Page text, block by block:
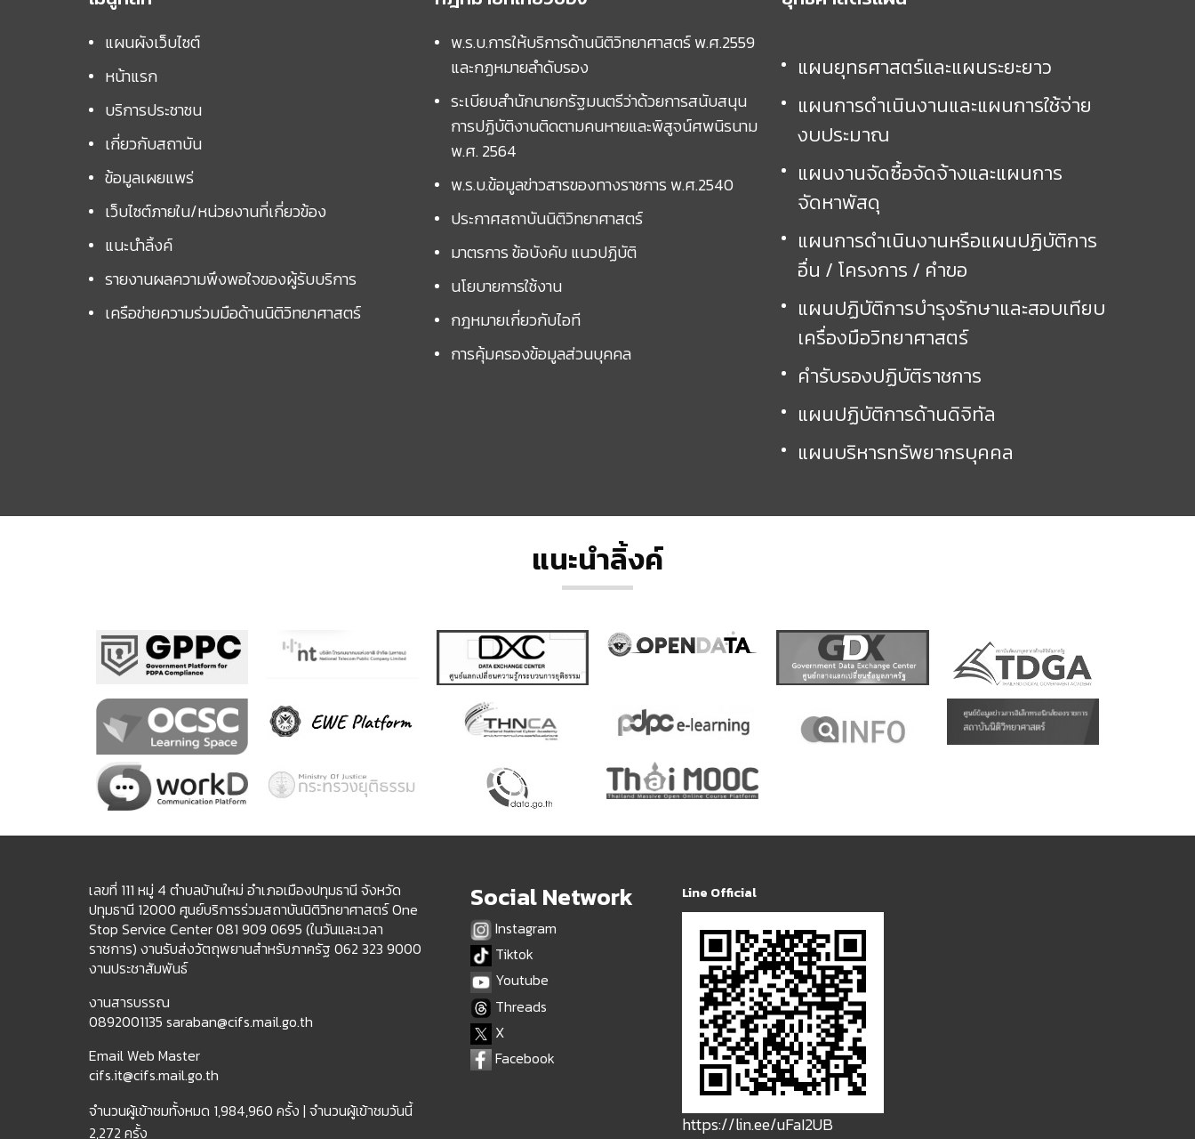
แผนผังเว็บไซต์
หน้าแรก
บริการประชาชน
เกี่ยวกับสถาบัน
ข้อมูลเผยแพร่
เว็บไซต์ภายใน/หน่วยงานที่เกี่ยวข้อง
แนะนำลิ้งค์
รายงานผลความพึงพอใจของผู้รับบริการ
เครือข่ายความร่วมมือด้านนิติวิทยาศาสตร์
พ.ร.บ.การให้บริการด้านนิติวิทยาศาสตร์ พ.ศ.2559
และกฏหมายลำดับรอง
ระเบียบสำนักนายกรัฐมนตรีว่าด้วยการสนับสนุน
การปฏิบัติงานติดตามคนหายและพิสูจน์ศพนิรนาม
พ.ศ. 2564
พ.ร.บ.ข้อมูลข่าวสารของทางราชการ พ.ศ.2540
ประกาศสถาบันนิติวิทยาศาสตร์
มาตรการ ข้อบังคับ แนวปฏิบัติ
นโยบายการใช้งาน
กฎหมายเกี่ยวกับไอที
การคุ้มครองข้อมูลส่วนบุคคล
แผนยุทธศาสตร์และแผนระยะยาว
แผนการดำเนินงานและแผนการใช้จ่าย
งบประมาณ
แผนงานจัดซื้อจัดจ้างและแผนการ
จัดหาพัสดุ
แผนการดำเนินงานหรือแผนปฏิบัติการ
อื่น / โครงการ / คำขอ
แผนปฏิบัติการบำรุงรักษาและสอบเทียบ
เครื่องมือวิทยาศาสตร์
คำรับรองปฏิบัติราชการ
แผนปฏิบัติการด้านดิจิทัล
แผนบริหารทรัพยากรบุคคล
แนะนำลิ้งค์
เลขที่ 111 หมู่ 4 ตำบลบ้านใหม่ อำเภอเมืองปทุมธานี จังหวัด
ปทุมธานี 12000 ศูนย์บริการร่วมสถาบันนิติวิทยาศาสตร์ One
Stop Service Center 081 909 0695 (ในวันและเวลา
ราชการ) งานรับส่งวัตถุพยานสำหรับภาครัฐ 062 323 9000
งานประชาสัมพันธ์
งานสารบรรณ
0892001135 saraban@cifs.mail.go.th
Email Web Master
cifs.it@cifs.mail.go.th
จำนวนผู้เข้าชมทั้งหมด 1,984,960 ครั้ง | จำนวนผู้เข้าชมวันนี้
2,272 ครั้ง
Social Network
Instagram
Tiktok
Youtube
Threads
X
Facebook
Line Official
https://lin.ee/uFaI2UB